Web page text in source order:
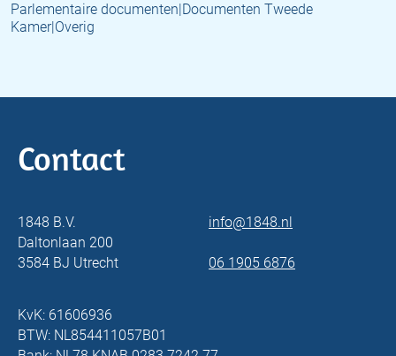
Parlementaire documenten|Documenten Tweede
Kamer|Overig
Contact
1848 B.V.
Daltonlaan 200
3584 BJ Utrecht
info@1848.nl
06 1905 6876
KvK: 61606936
BTW: NL854411057B01